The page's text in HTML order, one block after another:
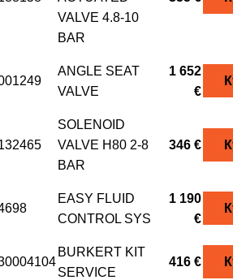
VALVE 4.8-10
BAR
ANGLE SEAT
VALVE
1 652
€
SOLENOID
VALVE H80 2-8
BAR
346 €
EASY FLUID
CONTROL SYS
1 190
€
BURKERT KIT
SERVICE
416 €